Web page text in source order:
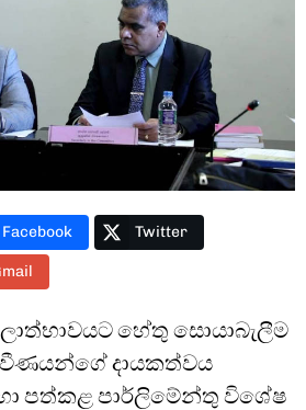
Facebook Twitter
හේතු සොයාබැලීම
දායකත්වය
පත්කළ පාර්ලිමේන්තු විශේෂ